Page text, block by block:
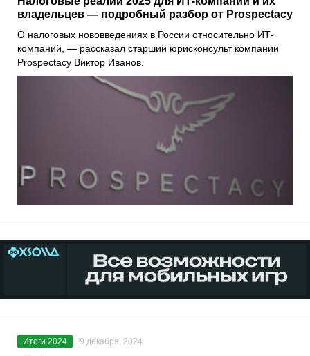
владельцев — подробный разбор от Prospectacy
О налоговых нововведениях в России относительно ИТ-
компаний, — рассказал старший юрисконсульт компании
Prospectacy Виктор Иванов.
Итоги 2024 9 декабря, 2024